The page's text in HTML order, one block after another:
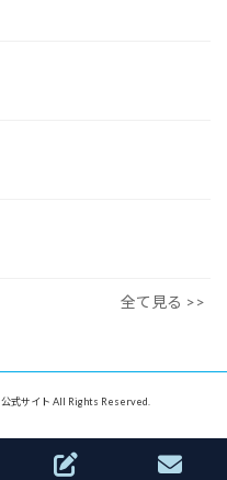
全て見る >>
式サイト All Rights Reserved.